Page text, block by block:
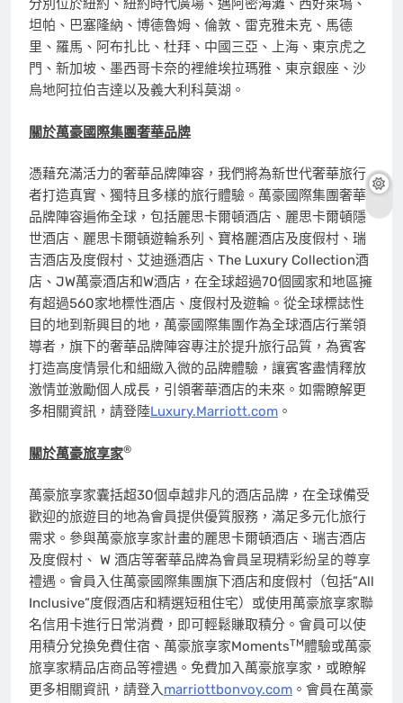
分別位於紐約、紐約時代廣場、邁阿密海灘、西好萊塢、
坦帕、巴塞隆納、博德魯姆、倫敦、雷克雅未克、馬德
里、羅馬、阿布扎比、杜拜、中國三亞、上海、東京虎之
門、新加坡、墨西哥卡奈的裡維埃拉瑪雅、東京銀座、沙
烏地阿拉伯吉達以及義大利科莫湖。
關於萬豪國際集團奢華品牌
憑藉充滿活力的奢華品牌陣容，我們將為新世代奢華旅行
者打造真實、獨特且多樣的旅行體驗。萬豪國際集團奢華
品牌陣容遍佈全球，包括麗思卡爾頓酒店、麗思卡爾頓隱
世酒店、麗思卡爾頓遊輪系列、寶格麗酒店及度假村、瑞
吉酒店及度假村、艾迪遜酒店、The Luxury Collection酒
店、JW萬豪酒店和W酒店，在全球超過70個國家和地區擁
有超過560家地標性酒店、度假村及遊輪。從全球標誌性
目的地到新興目的地，萬豪國際集團作為全球酒店行業領
導者，旗下的奢華品牌陣容專注於提升旅行品質，為賓客
打造高度情景化和細緻入微的品牌體驗，讓賓客盡情釋放
激情並激勵個人成長，引領奢華酒店的未來。如需瞭解更
多相關資訊，請登陸Luxury.Marriott.com 。
關於萬豪旅享家®
萬豪旅享家囊括超30個卓越非凡的酒店品牌，在全球備受
歡迎的旅遊目的地為會員提供優質服務，滿足多元化旅行
需求。參與萬豪旅享家計畫的麗思卡爾頓酒店、瑞吉酒店
及度假村、 W 酒店等奢華品牌為會員呈現精彩紛呈的尊享
禮遇。會員入住萬豪國際集團旗下酒店和度假村（包括”All
Inclusive”度假酒店和精選短租住宅）或使用萬豪旅享家聯
名信用卡進行日常消費，即可輕鬆賺取積分。會員可以使
用積分兌換免費住宿、萬豪旅享家MomentsTM體驗或萬豪
旅享家精品店商品等禮遇。免費加入萬豪旅享家，或瞭解
更多相關資訊，請登入marriottbonvoy.com 。會員在萬豪